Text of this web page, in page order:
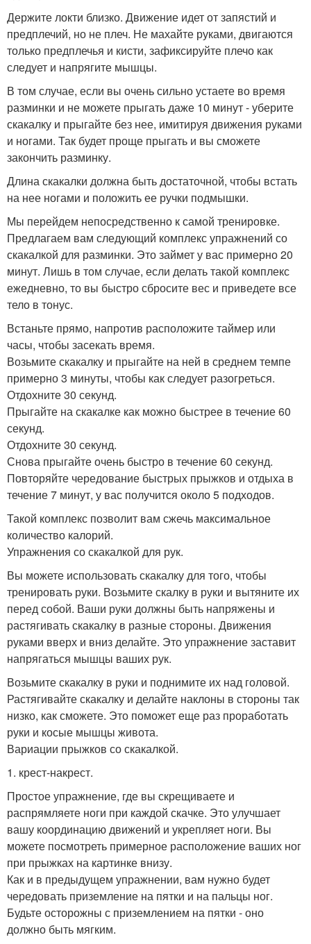
Держите локти близко. Движение идет от запястий и
предплечий, но не плеч. Не махайте руками, двигаются
только предплечья и кисти, зафиксируйте плечо как
следует и напрягите мышцы.
В том случае, если вы очень сильно устаете во время
разминки и не можете прыгать даже 10 минут - уберите
скакалку и прыгайте без нее, имитируя движения руками
и ногами. Так будет проще прыгать и вы сможете
закончить разминку.
Длина скакалки должна быть достаточной, чтобы встать
на нее ногами и положить ее ручки подмышки.
Мы перейдем непосредственно к самой тренировке.
Предлагаем вам следующий комплекс упражнений со
скакалкой для разминки. Это займет у вас примерно 20
минут. Лишь в том случае, если делать такой комплекс
ежедневно, то вы быстро сбросите вес и приведете все
тело в тонус.
Встаньте прямо, напротив расположите таймер или
часы, чтобы засекать время.
Возьмите скакалку и прыгайте на ней в среднем темпе
примерно 3 минуты, чтобы как следует разогреться.
Отдохните 30 секунд.
Прыгайте на скакалке как можно быстрее в течение 60
секунд.
Отдохните 30 секунд.
Снова прыгайте очень быстро в течение 60 секунд.
Повторяйте чередование быстрых прыжков и отдыха в
течение 7 минут, у вас получится около 5 подходов.
Такой комплекс позволит вам сжечь максимальное
количество калорий.
Упражнения со скакалкой для рук.
Вы можете использовать скакалку для того, чтобы
тренировать руки. Возьмите скалку в руки и вытяните их
перед собой. Ваши руки должны быть напряжены и
растягивать скакалку в разные стороны. Движения
руками вверх и вниз делайте. Это упражнение заставит
напрягаться мышцы ваших рук.
Возьмите скакалку в руки и поднимите их над головой.
Растягивайте скакалку и делайте наклоны в стороны так
низко, как сможете. Это поможет еще раз проработать
руки и косые мышцы живота.
Вариации прыжков со скакалкой.
1. крест-накрест.
Простое упражнение, где вы скрещиваете и
распрямляете ноги при каждой скачке. Это улучшает
вашу координацию движений и укрепляет ноги. Вы
можете посмотреть примерное расположение ваших ног
при прыжках на картинке внизу.
Как и в предыдущем упражнении, вам нужно будет
чередовать приземление на пятки и на пальцы ног.
Будьте осторожны с приземлением на пятки - оно
должно быть мягким.